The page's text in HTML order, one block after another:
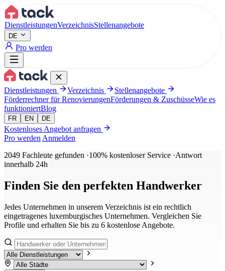
Aller au contenu principal
DienstleistungenVerzeichnisStellenangebote
DE
Pro werden
Dienstleistungen Verzeichnis
Stellenangebote
Förderrechner für RenovierungenFörderungen & ZuschüsseWie es
funktioniertBlog
FR EN DE
Kostenloses Angebot anfragen
Pro werden Anmelden
2049 Fachleute gefunden ·100% kostenloser Service ·Antwort
innerhalb 24h
Finden Sie den perfekten Handwerker
Jedes Unternehmen in unserem Verzeichnis ist ein rechtlich
eingetragenes luxemburgisches Unternehmen. Vergleichen Sie
Profile und erhalten Sie bis zu 6 kostenlose Angebote.